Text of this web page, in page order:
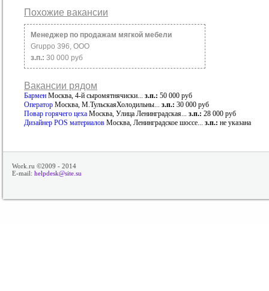
Похожие вакансии
Менеджер по продажам мягкой мебели
Gruppo 396, ООО
з.п.: 30 000 руб
Вакансии рядом
Бармен Москва, 4-й сыромятнячиски... з.п.: 50 000 руб
Оператор Москва, М.ТульскаяХолодильны... з.п.: 30 000 руб
Повар горячего цеха Москва, Улица Ленинградская... з.п.: 28 000 руб
Дизайнер POS материалов Москва, Ленинградское шоссе... з.п.: не указана
Work.ru ©2009 - 2014
E-mail: helpdesk@site.su